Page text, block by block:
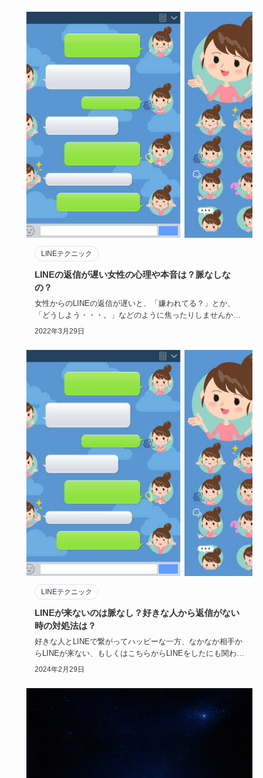
LINEテクニック
LINEの返信が遅い女性の心理や本音は？脈なしな
の？
女性からのLINEの返信が遅いと、「嫌われてる？」とか、
「どうしよう・・・。」などのように焦ったりしませんか？
もしかし…
2022年3月29日
LINEテクニック
LINEが来ないのは脈なし？好きな人から返信がない
時の対処法は？
好きな人とLINEで繋がってハッピーな一方、なかなか相手か
らLINEが来ない、もしくはこちらからLINEをしたにも関わら
ず…
2024年2月29日